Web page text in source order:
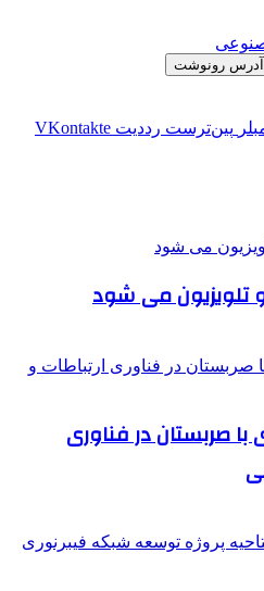
آدرس رونوشت
‫پین‌ترست ‫رددیت ‫VKontakte
تلویزیون می شود
با صربستان در فناوری